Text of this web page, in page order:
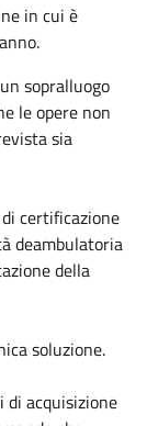
in cui è
sopralluogo
le opere non
sia
certificazione
deambulatoria
della
soluzione.
di acquisizione